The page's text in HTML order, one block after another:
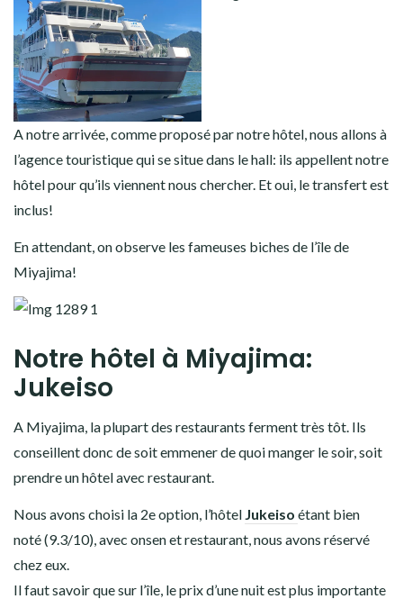
A notre arrivée, comme proposé par notre hôtel, nous allons à
l’agence touristique qui se situe dans le hall: ils appellent notre
hôtel pour qu’ils viennent nous chercher. Et oui, le transfert est
inclus!
En attendant, on observe les fameuses biches de l’île de
Miyajima!
Notre hôtel à Miyajima:
Jukeiso
A Miyajima, la plupart des restaurants ferment très tôt. Ils
conseillent donc de soit emmener de quoi manger le soir, soit
prendre un hôtel avec restaurant.
Nous avons choisi la 2e option, l’hôtel Jukeiso étant bien
noté (9.3/10), avec onsen et restaurant, nous avons réservé
chez eux.
Il faut savoir que sur l’île, le prix d’une nuit est plus importante